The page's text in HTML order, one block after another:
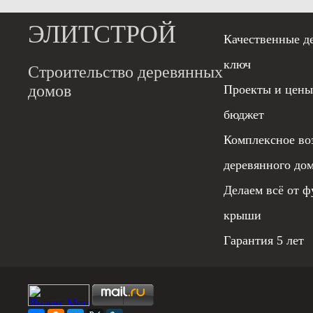
ЭЛИТСТРОЙ
Строительство деревянных
домов
Качественные
ключ
Проекты и
бюджет
Комплексное
деревянного
Делаем всё от
крыши
Гарантия 5 лет